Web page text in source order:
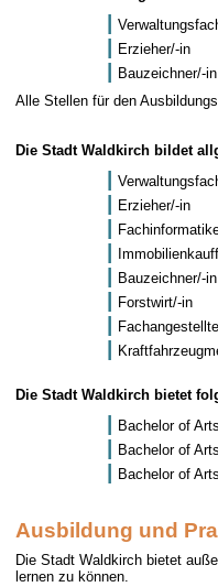
Erzieher/-in
Bauzeichner/-
Alle Stellen für den
Die Stadt Waldkirch bildet
Erzieher/-in
Bauzeichner/-
Forstwirt/-in
Die Stadt Waldkirch bietet
Bachelor of
Bachelor of
Bachelor of
Ausbildung und
Die Stadt Waldkirch bietet
lernen zu können.